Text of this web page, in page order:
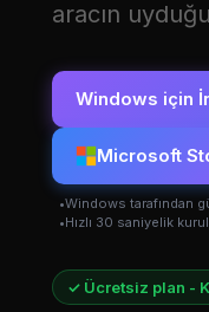
aracın
Windows için
Microsoft
Windows tarafından
Hızlı 30 saniyelik
✓ Ücretsiz plan -